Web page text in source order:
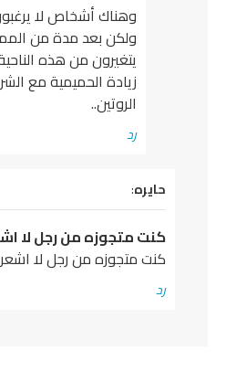
وهناك أشخاص لا
ولكن بعد مدة من
يتغيرون من هذه
زيادة الحميمية مع
الروتين..
رد
يقول
حايره:
كنت متجوزه من رجل لا
كنت متجوزه من رجل لا
رد